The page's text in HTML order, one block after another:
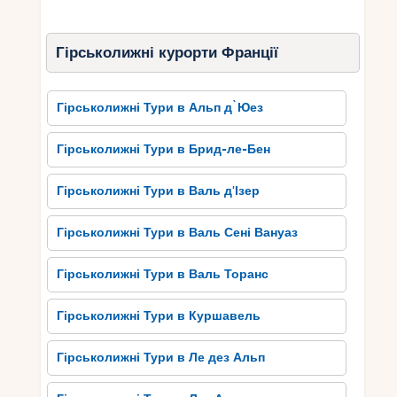
барельєфами і вважається одним з найбільших
фонтанів на Корсиці. Прогулянка вузенькими
вуличками старого міста дозволяє відчути
атмосферу минулих часів і насолодитися
красою архітектури. Історична спадщина Аяччо
– це справжнє диво, яке варто відвідати під час
поїздки до Корсики.
Найвизначніші пам’ятки та
визначні місця Аяччо
Аяччо, місто на острові Корсика, славиться
своєю багатою історичною спадщиною та
численними визначними пам’ятками. Однією з
найвизначніших пам’яток є Цитадель, яка
розташована на вершині гори і пропонує
захоплюючий вид на місто та море. Тут можна
відвідати капелу Святого Хреста, яка славиться
Гірськолижні курорти Франції
Гірськолижні Тури в Альп д`Юез
Гірськолижні Тури в Брид-ле-Бен
Гірськолижні Тури в Валь д'Ізер
Гірськолижні Тури в Валь Сені Вануаз
Гірськолижні Тури в Валь Торанс
Гірськолижні Тури в Куршавель
Гірськолижні Тури в Ле дез Альп